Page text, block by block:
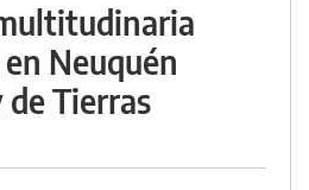
Neuquén
Tierras